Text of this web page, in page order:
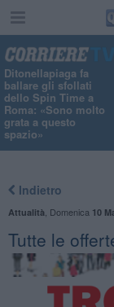
Ditonellapiaga fa
ballare gli sfollati
dello Spin Time a
Roma: «Sono molto
grata a questo
spazio»
Indietro
Attualità Domenica 10
​Tutte le